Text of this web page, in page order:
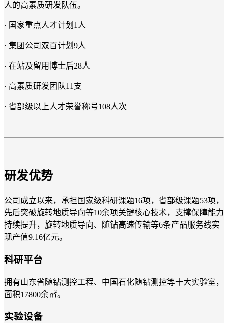
人的高素质研发队伍。
· 国家重点人才计划1人
· 集团公司双百计划9人
· 在站及留用博士后28人
· 高素质研发团队11支
· 省部级以上人才荣誉称号108人次
研发优势
公司成立以来，承担国家级科研课题16项，省部级课题53项，
先后突破旋转地质导向等10余项关键核心技术，支撑保障能力
持续提升，旋转地质导向、随钻高速传输等6条产品服务线实
现产值9.16亿元。
科研平台
拥有山东省随钻测控工程、中国石化随钻测控等十大实验室，
面积17800余㎡。
实验设备